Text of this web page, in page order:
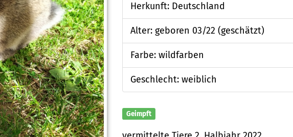
Herkunft: Deutschland
Alter: geboren 03/22 (geschätzt)
Farbe: wildfarben
Geschlecht: weiblich
Geimpft